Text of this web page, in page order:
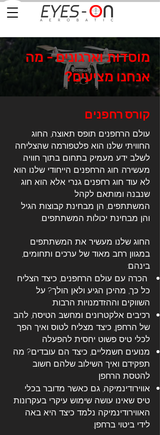
מוסדות וארגונים - מה
אנחנו מציעים?
קורס רחפנים
עולם הרחפנים תופס תאוצה, החוג
החוויתי שלנו הוא פלטפורמה שהצליחה
לשלב ידע מעמיק בתחום בתוך חוויה
מעשירה. חוג הרחפנים הייחודי שלנו הוא
לא עוד חוג רחפנים גנרי אלא הוא חוג
שנבנה ומותאם לקהל
המשתתפים, הן מבחינת קבוצות הגיל
והן מבחינת יכולות המשתתפים.
החוג שלנו מעשיר את המשתתפים
במגוון רחב מאוד של ערכים ותחומים,
בינהם:
הכרה עם עולם הרחפנים, כיצד הצליח
כל כך, מהיכן הגיע ולאן הולך? על
השווקים וההזדמנויות הרבות.
רכיבים אלקטרונים ומחשב הטיסה, להב
של הרחפן, כיצד מצליח לטוס ואיך הפך
לכלי טיס פשוט יחסית להפעלה
מנועים חשמליים, כיצד הם עובדים? מה
תפקידם ואיך השילוב שלהם חשוב
להטסת הרחפן
אווירודינמיקה, גם כאשר מדובר בכלי
טיס שאינו עושה שימוש עיקרי בעקרונות
האווירודינמיקה נלמד כיצד היא באה
לידי ביטוי ברחפן.